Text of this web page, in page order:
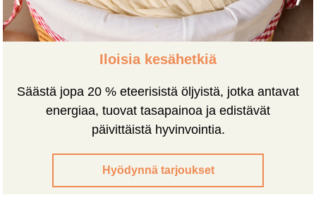
Iloisia kesähetkiä
Säästä jopa 20 % eteerisistä öljyistä, jotka antavat
energiaa, tuovat tasapainoa ja edistävät
päivittäistä hyvinvointia.
Hyödynnä tarjoukset
Previous